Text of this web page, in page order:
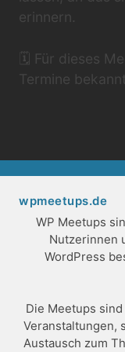
erinnern.
🗓️ Für dieses
Termine
wpmeetups.de
WP Meetups
Nutzerinnen
WordPress
Die Meetups
Veranstaltungen,
Austausch zum